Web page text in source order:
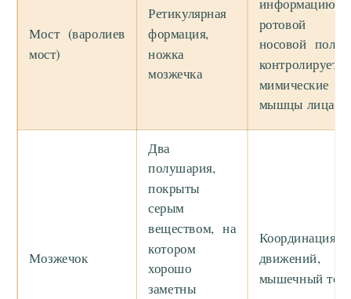
Мост (варолиев
мост)
Ретикулярная
формация,
ножка
мозжечка
информацию
ротовой
носовой
контролирует
мимические
мышцы лица
Мозжечок
Два
полушария,
покрыты
серым
веществом, на
котором
хорошо
заметны
Координация
движений,
мышечный